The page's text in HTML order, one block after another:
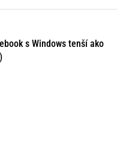
s Windows tenší ako